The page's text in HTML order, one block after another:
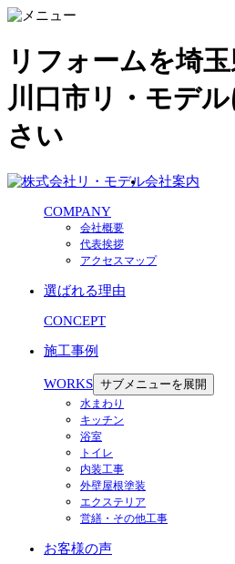
リフォームを埼
川口市リ・モデ
さい
会社案内
COMPANY
会社概要
代表挨拶
アクセスマップ
選ばれる理由
CONCEPT
施工事例
WORKS サブメニューを展開
水まわり
キッチン
浴室
トイレ
内装工事
外壁屋根塗装
エクステリア
営繕・その他工事
お客様の声